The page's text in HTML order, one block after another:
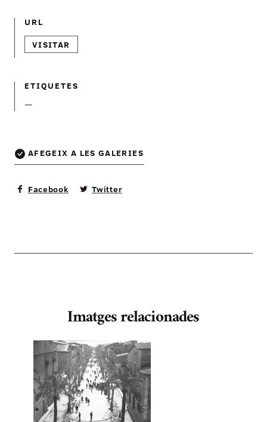
URL
VISITAR
ETIQUETES
—
AFEGEIX A LES GALERIES
Facebook Twitter
Imatges relacionades